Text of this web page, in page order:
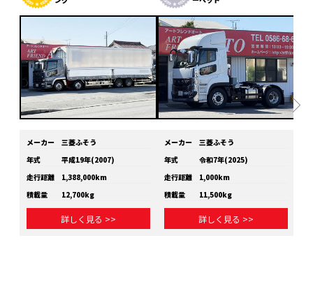
メーカー
三菱ふそう
年式
平成19年(2007)
走行距離
1,388,000km
積載量
12,700kg
詳しく見る >>
メーカー
三菱ふそう
年式
令和7年(2025)
走行距離
1,000km
積載量
11,500kg
詳しく見る >>